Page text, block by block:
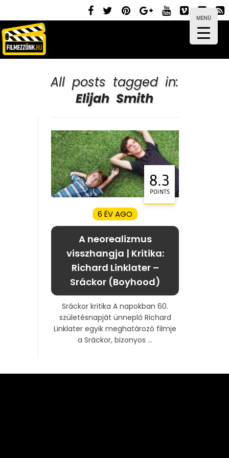
MENÜ
All posts tagged in:
Elijah Smith
8.3
POINTS
6 ÉV AGO
A neorealizmus
visszhangja | Kritika:
Richard Linklater –
Sráckor (Boyhood)
Sráckor kritika A napokban 60.
születésnapját ünneplő Richard
Linklater egyik meghatározó filmje
a Sráckor, bizonyos ...